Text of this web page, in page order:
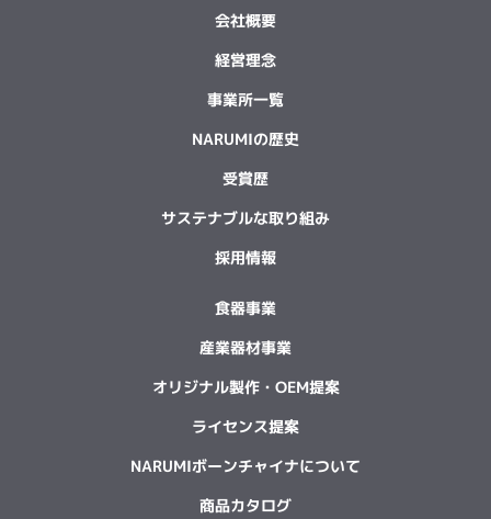
会社概要
経営理念
事業所一覧
NARUMIの歴史
受賞歴
サステナブルな取り組み
採用情報
食器事業
産業器材事業
オリジナル製作・OEM提案
ライセンス提案
NARUMIボーンチャイナについて
商品カタログ